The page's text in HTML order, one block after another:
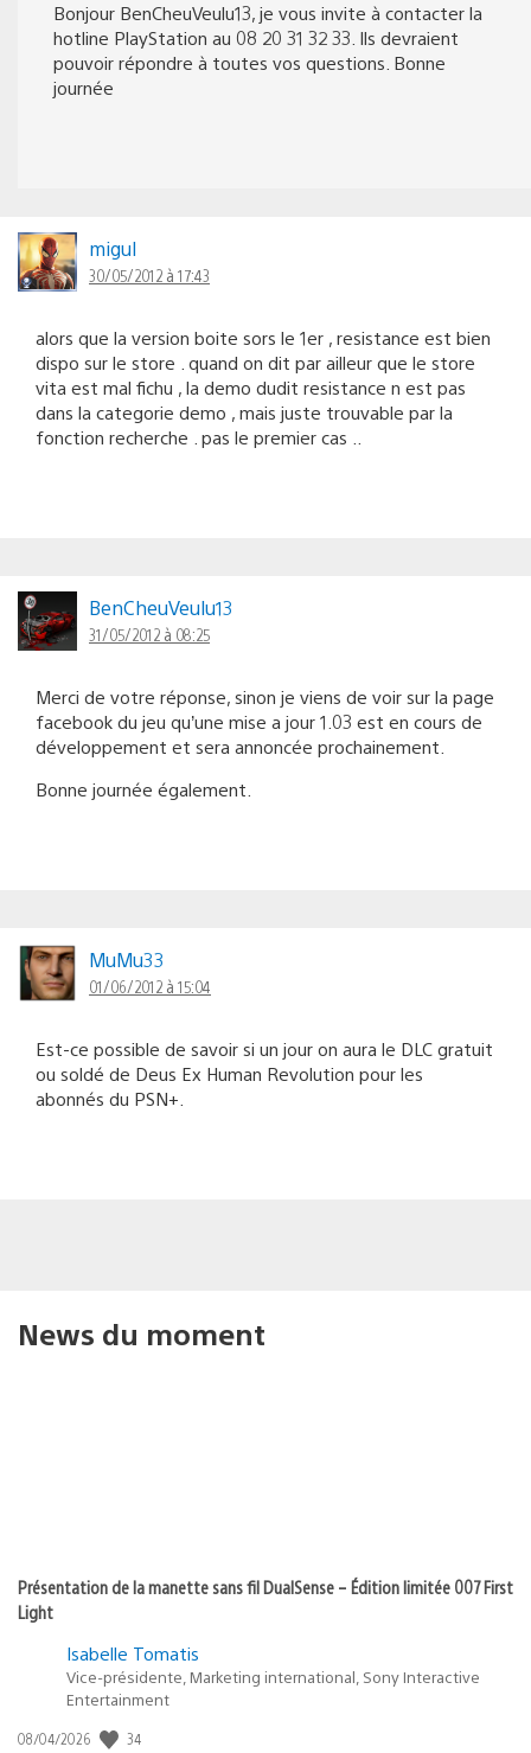
Bonjour BenCheuVeulu13, je vous invite à contacter la
hotline PlayStation au 08 20 31 32 33. Ils devraient
pouvoir répondre à toutes vos questions. Bonne
journée
migul
30/05/2012 à 17:43
alors que la version boite sors le 1er , resistance est bien
dispo sur le store . quand on dit par ailleur que le store
vita est mal fichu , la demo dudit resistance n est pas
dans la categorie demo , mais juste trouvable par la
fonction recherche . pas le premier cas ..
BenCheuVeulu13
31/05/2012 à 08:25
Merci de votre réponse, sinon je viens de voir sur la page
facebook du jeu qu’une mise a jour 1.03 est en cours de
développement et sera annoncée prochainement.
Bonne journée également.
MuMu33
01/06/2012 à 15:04
Est-ce possible de savoir si un jour on aura le DLC gratuit
ou soldé de Deus Ex Human Revolution pour les
abonnés du PSN+.
News du moment
Présentation de la manette sans fil DualSense – Édition limitée 007 First
Light
Isabelle Tomatis
Vice-présidente, Marketing international, Sony Interactive
Entertainment
Date
08/04/2026 34